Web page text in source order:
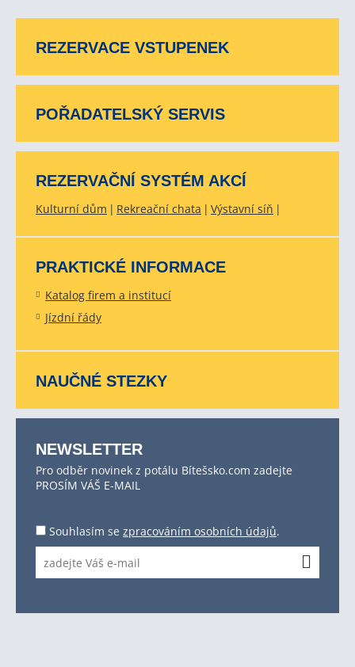
REZERVACE VSTUPENEK
POŘADATELSKÝ SERVIS
REZERVAČNÍ SYSTÉM AKCÍ
Kulturní dům Rekreační chata Výstavní síň
PRAKTICKÉ INFORMACE
Katalog firem a institucí
Jízdní řády
NAUČNÉ STEZKY
NEWSLETTER
Pro odběr novinek z potálu Bítešsko.com zadejte
PROSÍM VÁŠ E-MAIL
Souhlasím se zpracováním osobních údajů.